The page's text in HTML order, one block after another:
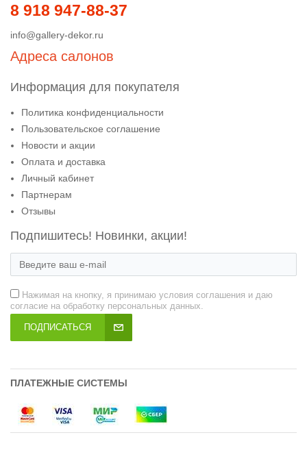
8 918 947-88-37
info@gallery-dekor.ru
Адреса салонов
Информация для покупателя
Политика конфиденциальности
Пользовательское соглашение
Новости и акции
Оплата и доставка
Личный кабинет
Партнерам
Отзывы
Подпишитесь! Новинки, акции!
Нажимая на кнопку, я принимаю условия соглашения и даю
согласие на обработку персональных данных.
ПОДПИСАТЬСЯ
ПЛАТЕЖНЫЕ СИСТЕМЫ